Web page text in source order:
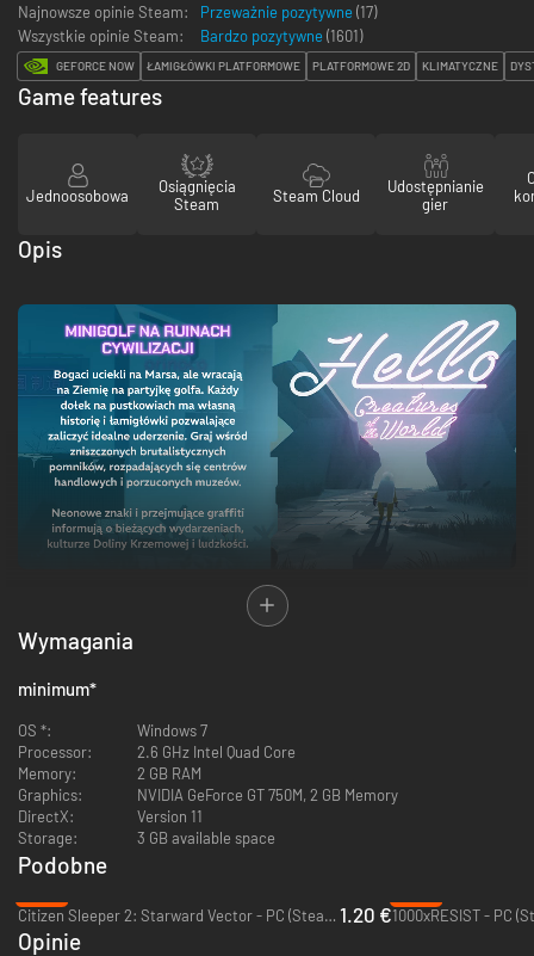
Najnowsze opinie Steam:
Przeważnie pozytywne (17)
Wszystkie opinie Steam:
Bardzo pozytywne (1601)
GEFORCE NOW ŁAMIGŁÓWKI PLATFORMOWE PLATFORMOWE 2D KLIMATYCZNE
Game features
Jednoosobowa
Osiągnięcia
Steam
Steam Cloud
Udostępnianie
gier
Opis
Wymagania
minimum*
OS *:
Windows 7
Processor:
2.6 GHz Intel Quad Core
Memory:
2 GB RAM
Graphics:
NVIDIA GeForce GT 750M, 2 GB Memory
DirectX:
Version 11
Storage:
3 GB available space
Podobne
Citizen Sleeper 2: Starward Vector - PC (Steam) 1.20 €1000xRESIST - PC
Opinie